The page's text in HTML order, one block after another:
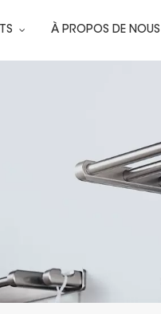
À PROPOS DE NOUS